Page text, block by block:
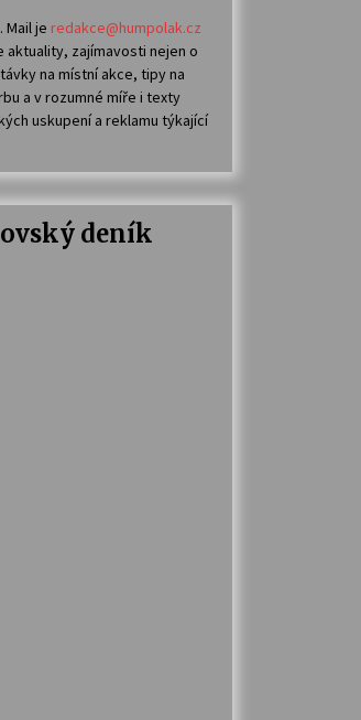
Mail je redakce@humpolak.cz
aktuality, zajímavosti nejen o
na místní akce, tipy na
a v rozumné míře i texty
uskupení a reklamu týkající
deník